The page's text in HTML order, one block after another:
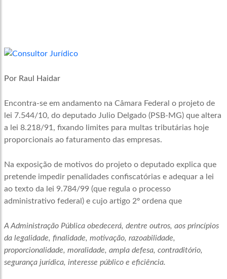
Por Raul Haidar
Encontra-se em andamento na Câmara Federal o projeto de
lei 7.544/10, do deputado Julio Delgado (PSB-MG) que altera
a lei 8.218/91, fixando limites para multas tributárias hoje
proporcionais ao faturamento das empresas.
Na exposição de motivos do projeto o deputado explica que
pretende impedir penalidades confiscatórias e adequar a lei
ao texto da lei 9.784/99 (que regula o processo
administrativo federal) e cujo artigo 2º ordena que
A Administração Pública obedecerá, dentre outros, aos princípios
da legalidade, finalidade, motivação, razoabilidade,
proporcionalidade, moralidade, ampla defesa, contraditório,
segurança jurídica, interesse público e eficiência.